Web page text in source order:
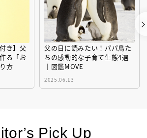
き】父
る「お
方
父の日に読みたい！パパ鳥た
ちの感動的な子育て生態4選
｜図鑑MOVE
2025.06.13
Pick Up